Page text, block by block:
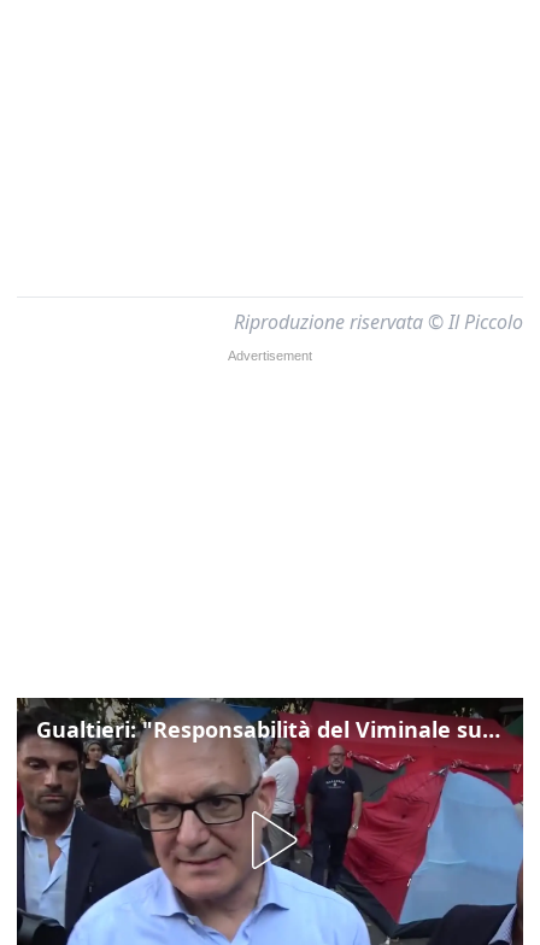
Riproduzione riservata © Il Piccolo
Gualtieri: "Responsabilità del Viminale su Spin Time? La posizione dei partiti è nota"